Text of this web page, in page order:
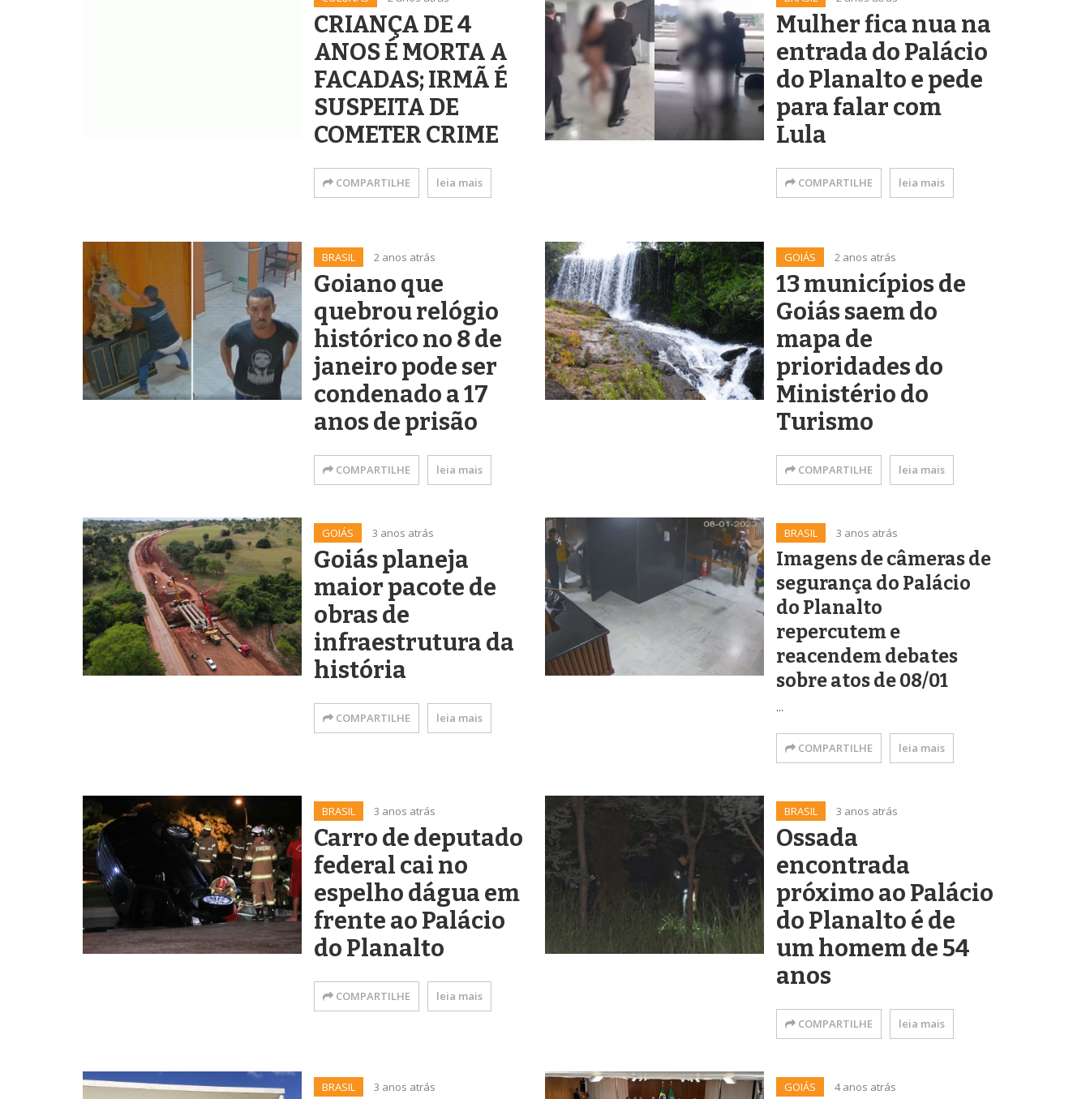
CRIANÇA DE 4
ANOS É MORTA A
FACADAS; IRMÃ É
SUSPEITA DE
COMETER CRIME
COMPARTILHE leia mais
Mulher fica nua na
entrada do Palácio
do Planalto e pede
para falar com
Lula
COMPARTILHE leia mais
BRASIL 2 anos atrás
Goiano que
quebrou relógio
histórico no 8 de
janeiro pode ser
condenado a 17
anos de prisão
COMPARTILHE leia mais
GOIÁS 2 anos atrás
13 municípios de
Goiás saem do
mapa de
prioridades do
Ministério do
Turismo
COMPARTILHE leia mais
GOIÁS 3 anos atrás
Goiás planeja
maior pacote de
obras de
infraestrutura da
história
COMPARTILHE leia mais
BRASIL 3 anos atrás
Imagens de câmeras de
segurança do Palácio
do Planalto
repercutem e
reacendem debates
sobre atos de 08/01
...
COMPARTILHE leia mais
BRASIL 3 anos atrás
Carro de deputado
federal cai no
espelho dágua em
frente ao Palácio
do Planalto
COMPARTILHE leia mais
BRASIL 3 anos atrás
Ossada
encontrada
próximo ao Palácio
do Planalto é de
um homem de 54
anos
COMPARTILHE leia mais
BRASIL 3 anos atrás GOIÁS 4 anos atrás